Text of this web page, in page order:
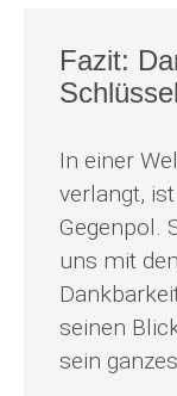
Fazit:
In einer
verlangt,
Gegenpol.
uns mit
seinen
sein